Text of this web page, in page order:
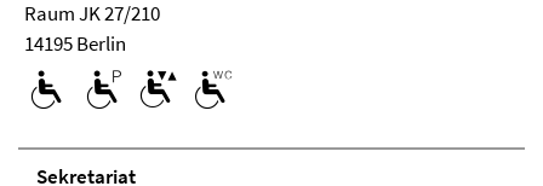
Raum JK 27/210
14195 Berlin
Se­kre­ta­ri­at